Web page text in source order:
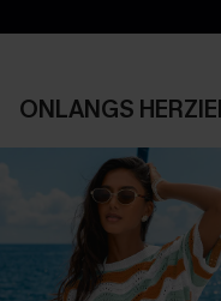
ONLANGS